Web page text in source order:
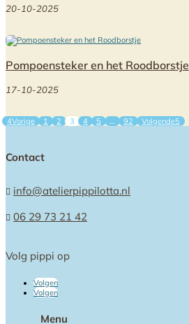
20-10-2025
Pompoensteker en het Roodborstje
17-10-2025
Vorige 1 2 3 4 5 … 92 Volgende
Contact
 info@atelierpippilotta.nl
 06 29 73 21 42
Volg pippi op
Volgen
Volgen
Menu